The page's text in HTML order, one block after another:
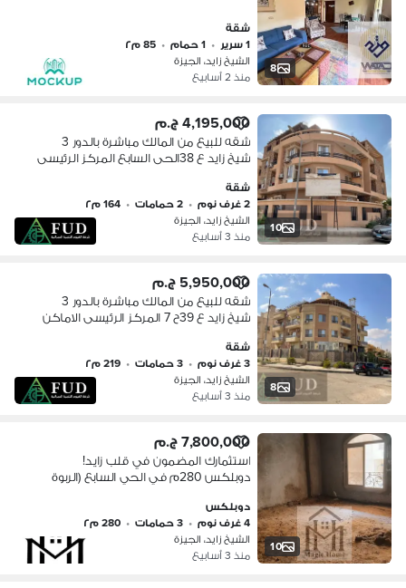
8
شقة
1 سرير
• 1 حمام • 85 م٢
الشيخ زايد، الجيزة
منذ 2 أسابيع
10
4,195,000 ج.م
شقه للبيع من المالك مباشرة بالدور 3
شيخ زايد ع 38الحى السابع المركز الرئيسى
وكمبوند حدائق المهندسين
شقة
2 غرف نوم
• 2 حمامات • 164 م٢
الشيخ زايد، الجيزة
منذ 3 أسابيع
8
5,950,000 ج.م
شقه للبيع من المالك مباشرة بالدور 3
شيخ زايد ع 39ح 7 المركز الرئيسى الاماكن
حدائق المهندسين
شقة
3 غرف نوم
• 3 حمامات • 219 م٢
الشيخ زايد، الجيزة
منذ 3 أسابيع
10
7,800,000 ج.م
استثمارك المضمون في قلب زايد!
دوبلكس 280م في الحي السابع (الربوة
دوبلكس
4 غرف نوم
• 3 حمامات • 280 م٢
الشيخ زايد، الجيزة
منذ 3 أسابيع